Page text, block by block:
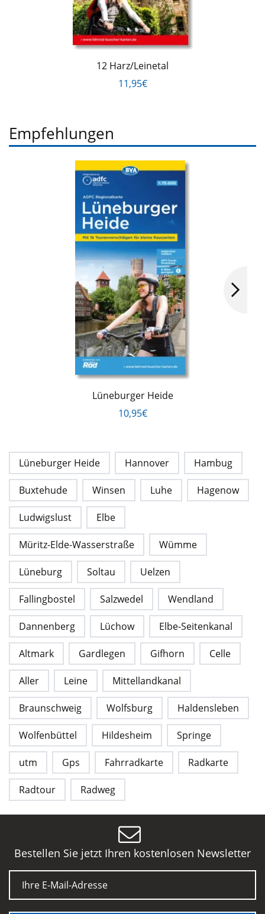
12 Harz/Leinetal
11,95€
Empfehlungen
Lüneburger Heide
10,95€
Lüneburger Heide Hannover Hambug
Buxtehude Winsen Luhe Hagenow
Ludwigslust Elbe
Müritz-Elde-Wasserstraße Wümme
Lüneburg Soltau Uelzen
Fallingbostel Salzwedel Wendland
Dannenberg Lüchow Elbe-Seitenkanal
Altmark Gardlegen Gifhorn Celle
Aller Leine Mittellandkanal
Braunschweig Wolfsburg Haldensleben
Wolfenbüttel Hildesheim Springe
utm Gps Fahrradkarte Radkarte
Radtour Radweg
Bestellen Sie jetzt Ihren kostenlosen Newsletter
E-Mail